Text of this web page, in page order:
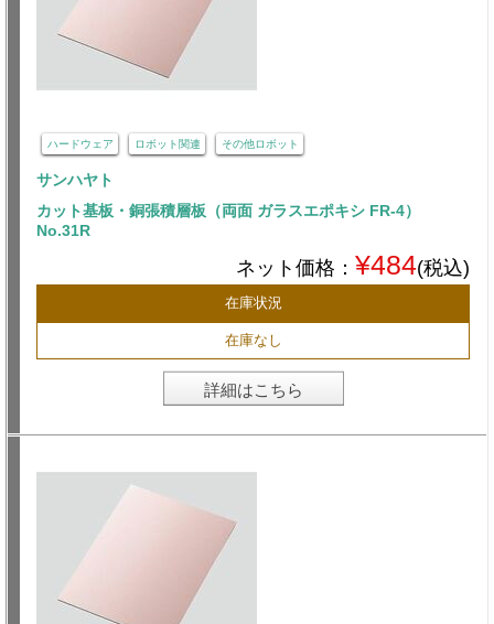
ハードウェア ロボット関連 その他ロボット
サンハヤト
カット基板・銅張積層板（両面 ガラスエポキシ FR-4）
No.31R
ネット価格： ¥484(税込)
在庫状況
在庫なし
詳細はこちら